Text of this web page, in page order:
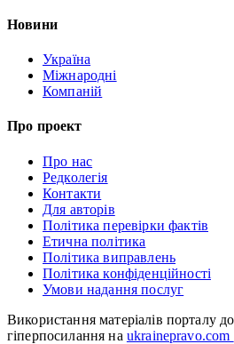
Новини
Україна
Міжнародні
Компаній
Про проект
Про нас
Редколегія
Контакти
Для авторів
Політика перевірки фактів
Етична політика
Політика виправлень
Політика конфіденційності
Умови надання послуг
Використання матеріалів порталу
гіперпосилання на ukrainepravo.com